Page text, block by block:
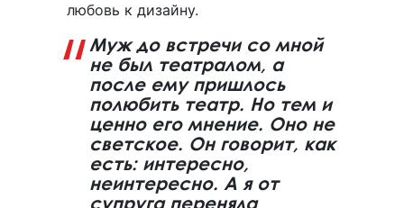
любовь к дизайну.
Муж до встречи со мной
не был театралом, а
после ему пришлось
полюбить театр. Но тем и
ценно его мнение. Оно не
светское. Он говорит, как
есть: интересно,
неинтересно. А я от
супруга переняла